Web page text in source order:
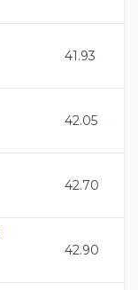
41.93
42.05
42.70
42.90